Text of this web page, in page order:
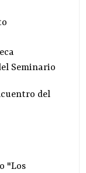
Seminario
del
"Los